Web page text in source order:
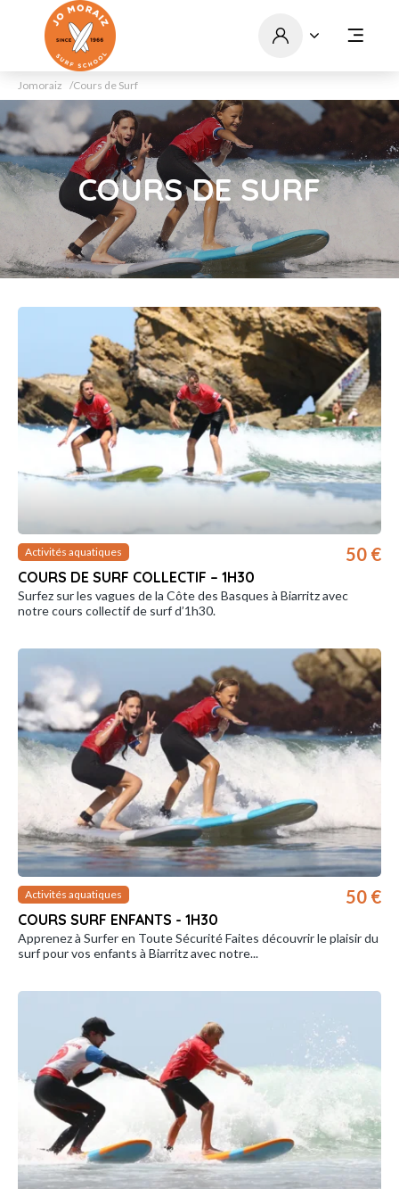
Jomoraiz Cours de Surf
COURS DE SURF
Activités aquatiques
COURS DE SURF COLLECTIF – 1H30
50 €
Surfez sur les vagues de la Côte des Basques à Biarritz avec
notre cours collectif de surf d’1h30.
Activités aquatiques
COURS SURF ENFANTS - 1H30
50 €
Apprenez à Surfer en Toute Sécurité Faites découvrir le plaisir du
surf pour vos enfants à Biarritz avec notre...